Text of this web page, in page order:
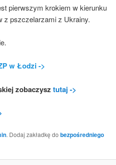
pierwszym krokiem w kierunku
z pszczelarzami z Ukrainy.
w Łodzi ->
zobaczysz tutaj ->
. Dodaj zakładkę do bezpośredniego